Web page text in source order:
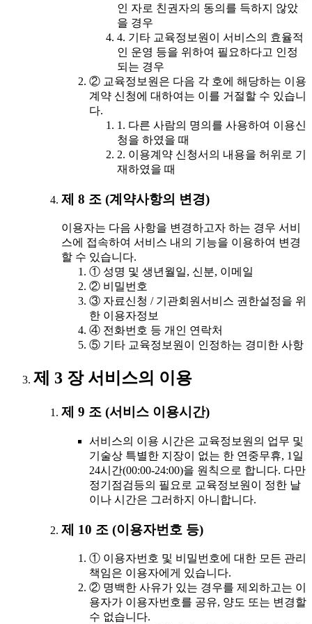
인 자로 친권자의 동의를 득하지 않았
을 경우
4. 기타 교육정보원이 서비스의 효율적
인 운영 등을 위하여 필요하다고 인정
되는 경우
② 교육정보원은 다음 각 호에 해당하는 이용
계약 신청에 대하여는 이를 거절할 수 있습니
다.
1. 다른 사람의 명의를 사용하여 이용신
청을 하였을 때
2. 이용계약 신청서의 내용을 허위로 기
재하였을 때
제 8 조 (계약사항의 변경)
이용자는 다음 사항을 변경하고자 하는 경우 서비
스에 접속하여 서비스 내의 기능을 이용하여 변경
할 수 있습니다.
① 성명 및 생년월일, 신분, 이메일
② 비밀번호
③ 자료신청 / 기관회원서비스 권한설정을 위
한 이용자정보
④ 전화번호 등 개인 연락처
⑤ 기타 교육정보원이 인정하는 경미한 사항
제 3 장 서비스의 이용
제 9 조 (서비스 이용시간)
서비스의 이용 시간은 교육정보원의 업무 및
기술상 특별한 지장이 없는 한 연중무휴, 1일
24시간(00:00-24:00)을 원칙으로 합니다. 다만
정기점검등의 필요로 교육정보원이 정한 날
이나 시간은 그러하지 아니합니다.
제 10 조 (이용자번호 등)
① 이용자번호 및 비밀번호에 대한 모든 관리
책임은 이용자에게 있습니다.
② 명백한 사유가 있는 경우를 제외하고는 이
용자가 이용자번호를 공유, 양도 또는 변경할
수 없습니다.